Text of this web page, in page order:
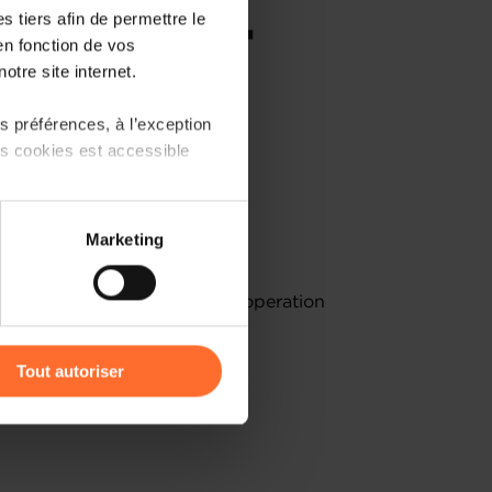
tiers afin de permettre le
fonction de vos
site internet.
préférences, à l’exception
cookies est accessible
sur les réseaux
être affectées en
Marketing
Tout autoriser
here.
Defence, Development Cooperation
Promotion